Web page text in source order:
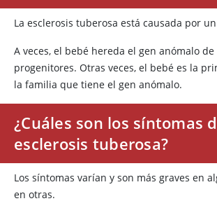
La esclerosis tuberosa está causada por un
A veces, el bebé hereda el gen anómalo
progenitores. Otras veces, el bebé es la
la familia que tiene el gen anómalo.
¿Cuáles son los síntomas
esclerosis tuberosa?
Los síntomas varían y son más graves en
en otras.